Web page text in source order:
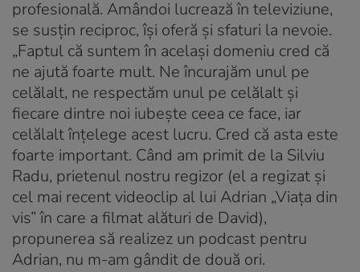
profesională. Amândoi lucrează în televiziune,
se susțin reciproc, își oferă și sfaturi la nevoie.
„Faptul că suntem în același domeniu cred că
ne ajută foarte mult. Ne încurajăm unul pe
celălalt, ne respectăm unul pe celălalt și
fiecare dintre noi iubește ceea ce face, iar
celălalt înțelege acest lucru. Cred că asta este
foarte important. Când am primit de la Silviu
Radu, prietenul nostru regizor (el a regizat și
cel mai recent videoclip al lui Adrian „Viața din
vis” în care a filmat alături de David),
propunerea să realizez un podcast pentru
Adrian, nu m-am gândit de două ori.